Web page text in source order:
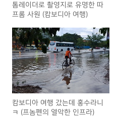
톰레이더로 촬영지로 유명한 따
프롬 사원 (캄보디아 여행)
캄보디아 여행 갔는데 홍수라니
ㅋ (프놈펜의 열악한 인프라)